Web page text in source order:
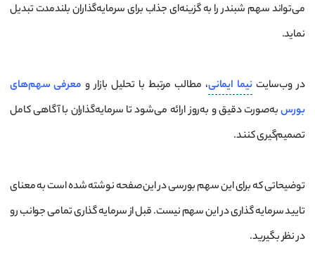
می‌تواند سهم شبندر را به گزینه‌ای جذاب برای سرمایه‌گذاران بلندمدت تبدیل
نماید.
در وب‌سایتنیما ایمانی، مطالب مرتبط با تحلیل بازار و معرفی سهم‌های
بورسبه‌صورت دقیق و به‌روز ارائه می‌شود تا سرمایه‌گذاران با آگاهی کامل
تصمیم‌گیری کنند.
توضیحاتی که برای این سهم بورسی در این صفحه نوشته شده است به معنای
تایید سرمایه گذاری در این سهم نیست. قبل از سرمایه گذاری تمامی جوانب رو
در نظر بگیرید.